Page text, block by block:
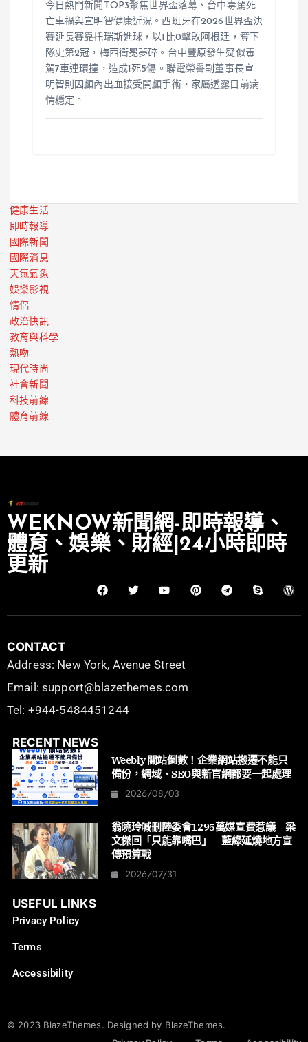
今日熱門新聞TOP3聚焦世界盃落幕、台中毒駕死
亡車禍與宣明智健康近況。西班牙在2026世界盃決
賽延長賽靠托瑞斯進球，以1比0擊敗阿根廷，奪下
隊史第2冠，梅西衛冕夢碎。台中豐原發生疑似毒
駕7車連環撞，造成1死5傷。聯電榮譽副董事長宣
明智則因顱內出血接受開顱手術，家屬透露目前病
情穩定。
健康生活
即時報導
國際新聞
國際消息
天氣氣象
娛樂影視
情侶
政治快訊
教育與科學
熱吻
現代時尚
社會新聞
科技前線
體育前線
WEKNOW新聞網-即時報導、
體育、娛樂、財經|24小時即時
更新
CONTACT
Address: New York, Avenue Street
Email: support@blazethemes.com
Tel: +944-5484451244
RECENT NEWS
Weebly 關站倒數！企業網站搬遷不能只
備份，網域、SEO與新官網都要一起處理
2026/08/03
翁曉玲喊刪陸委會1295萬媒宣費惹議 梁
文傑回「只能靠嘴巴」 藍綠延燒地方宣
傳預算戰
2026/07/31
USEFUL LINKS
Privacy Policy
Terms
Accessibility
© 2023 BlazeThemes. Designed by BlazeThemes.